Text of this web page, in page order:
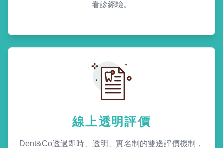
看診經驗。
線上透明評價
Dent&Co透過即時、透明、實名制的雙邊評價機制，